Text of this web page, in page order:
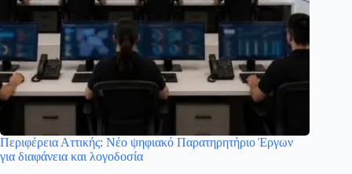
Περιφέρεια Αττικής: Νέο ψηφιακό Παρατηρητήριο Έργων
για διαφάνεια και λογοδοσία